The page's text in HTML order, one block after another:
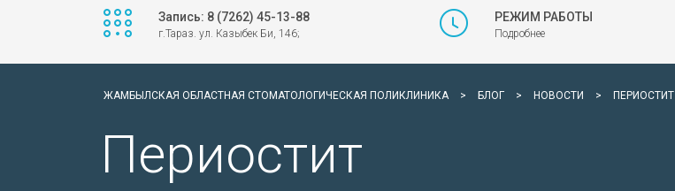
Запись: 8 (7262) 45-13-88
г.Тараз. ул. Казыбек Би, 146;
РЕЖИМ РАБОТЫ
Подробнее
ЖАМБЫЛСКАЯ ОБЛАСТНАЯ СТОМАТОЛОГИЧЕСКАЯ ПОЛИКЛИНИКА > БЛОГ > НОВОСТИ > ПЕРИОСТИТ
Периостит